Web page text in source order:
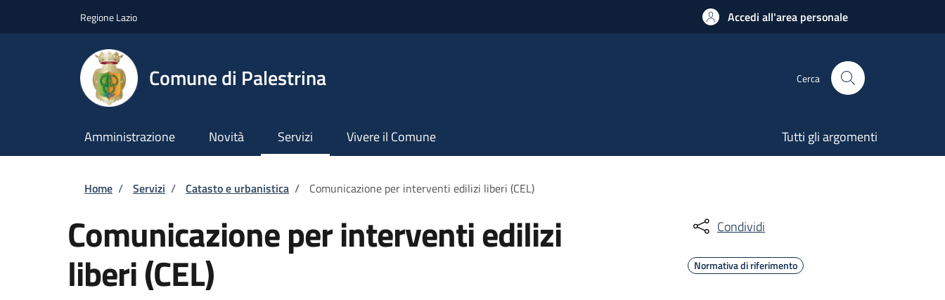
Regione Lazio Accedi all'area personale
Comune di Palestrina Cerca
Amministrazione Novità Servizi Vivere il Comune Tutti gli argomenti
Briciole di pane
Home / Servizi / Catasto e urbanistica / Comunicazione per interventi edilizi liberi (CEL)
Comunicazione per interventi edilizi
liberi (CEL)
Condividi
Normativa di riferimento